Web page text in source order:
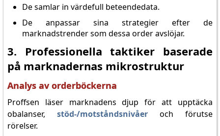
De samlar in värdefull beteendedata.
De anpassar sina strategier efter de
marknadstrender som dessa order avslöjar.
3. Professionella taktiker baserade
på marknadernas mikrostruktur
Analys av orderböckerna
Proffsen läser marknadens djup för att upptäcka
obalanser, stöd-/motståndsnivåeroch förutse
rörelser.